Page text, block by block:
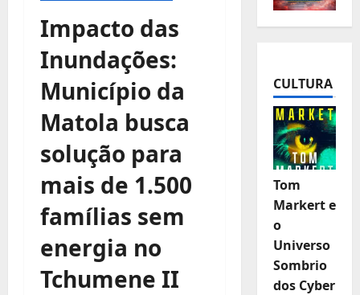
Impacto das
Inundações:
Município da
Matola busca
solução para
mais de 1.500
famílias sem
energia no
Tchumene II
CULTURA
Tom
Markert e
o
Universo
Sombrio
dos Cyber